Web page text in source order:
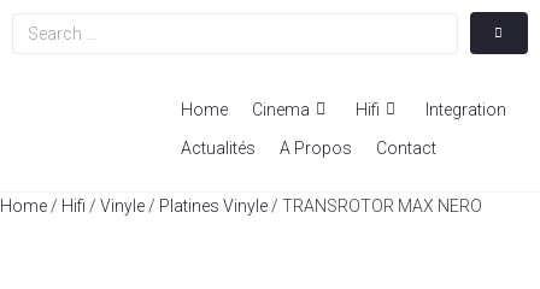
Home Cinema Hifi
Integration
Actualités
A Propos Contact
Home / Hifi / Vinyle / Platines Vinyle / TRANSROTOR MAX NERO